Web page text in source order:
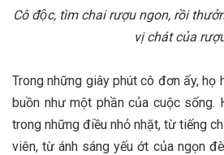
Cô độc, tìm chai rượu ngon, rồi
vị chát của
Trong những giây phút cô đơn ấy, họ
buồn như một phần của cuộc sống.
trong những điều nhỏ nhặt, từ tiếng
viên, từ ánh sáng yếu ớt của ngọn